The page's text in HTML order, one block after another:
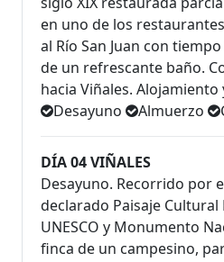
en uno de los
al Río San Juan con
de un refrescante baño.
hacia Viñales. Alojamiento
Desayuno
Almuerzo
DÍA 04 VIÑALES
Desayuno. Recorrido por
declarado Paisaje
UNESCO y Monumento
finca de un campesino,